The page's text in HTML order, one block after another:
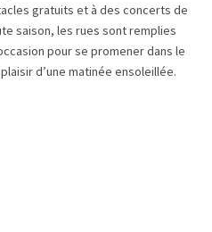
gratuits et à des concerts de
saison, les rues sont remplies
pour se promener dans le
d’une matinée ensoleillée.